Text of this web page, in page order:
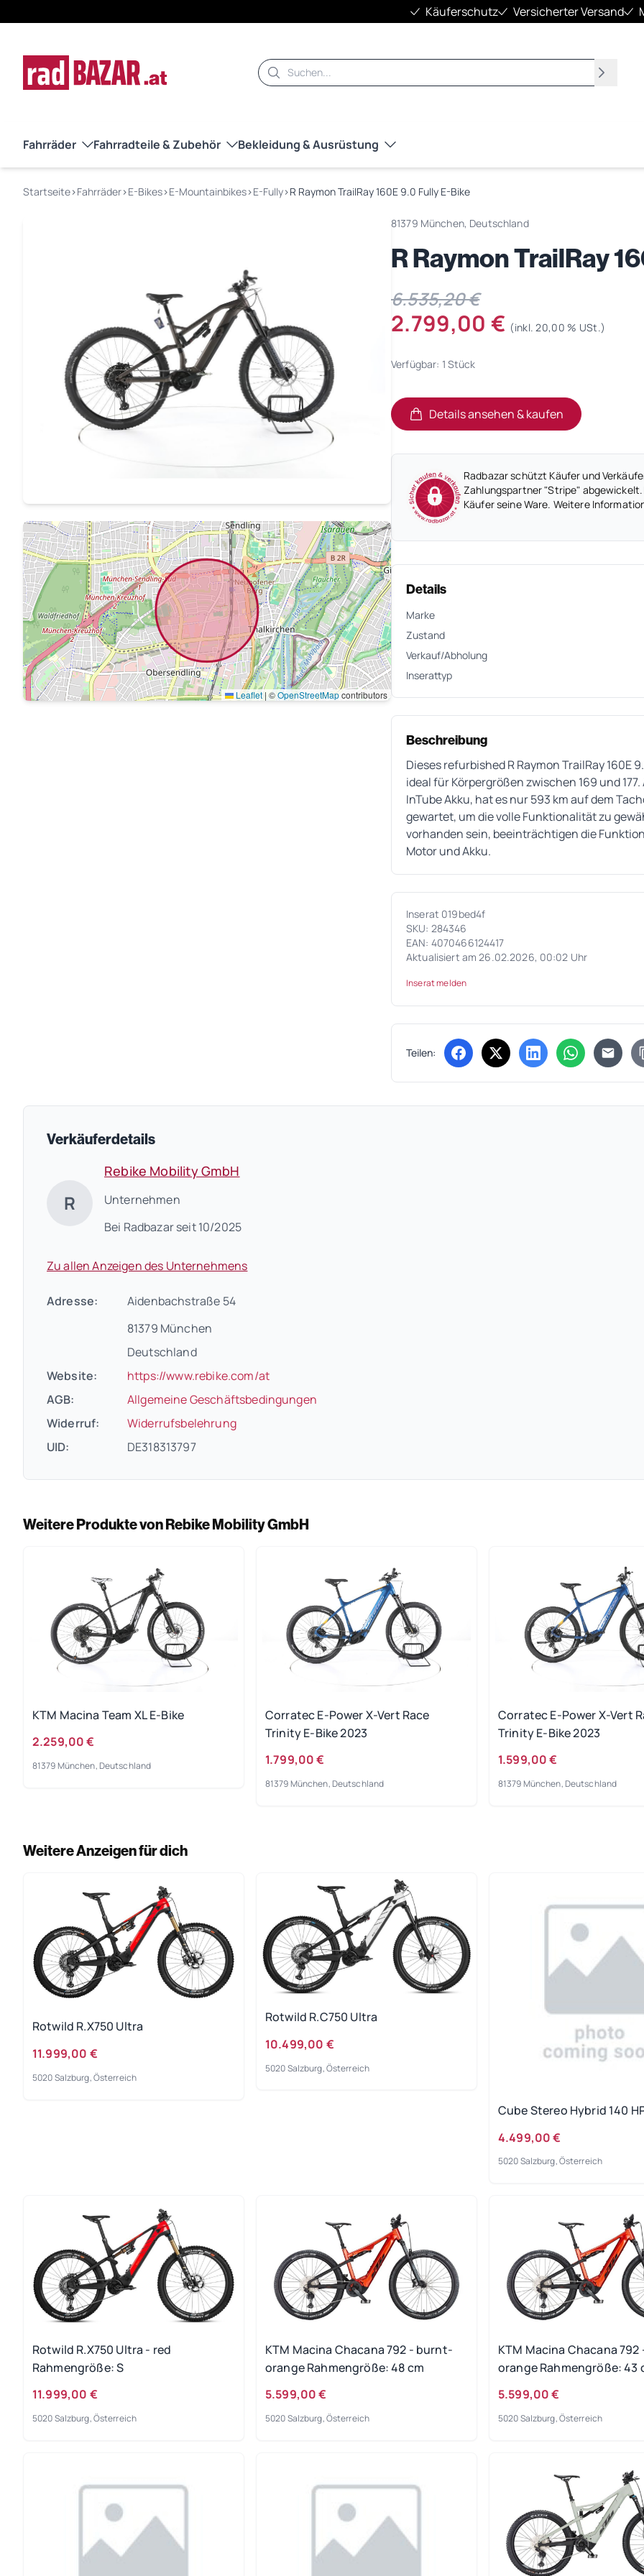
Käuferschutz Versicherter Versand
Suche
Suchen
Fahrräder Fahrradteile & Zubehör Bekleidung & Ausrüstung
Startseite›Fahrräder›E-Bikes›E-Mountainbikes›E-Fully›R Raymon TrailRay 160E 9.0 Fully E-Bike
Leaflet| ©OpenStreetMapcontributors
81379 München, Deutschland
R Raymon TrailRay
6.535,20 €
2.799,00 € (inkl. 20,00 % USt.)
Verfügbar: 1 Stück
Details ansehen & kaufen
(öffnet in neuem Tab)
(öffnet in neuem Tab)
Radbazar schützt Käufer und
Zahlungspartner "Stripe"
Käufer seine Ware. Weitere
Details
Marke
Zustand
Verkauf/Abholung
Inserattyp
Beschreibung
Dieses refurbished R Raymon TrailRay 160E
ideal für Körpergrößen zwischen 169 und
InTube Akku, hat es nur 593 km auf dem
gewartet, um die volle Funktionalität zu
vorhanden sein, beeinträchtigen die
Motor und Akku.
Inserat 019bed4f
SKU: 284346
EAN: 4070466124417
Aktualisiert am 26.02.2026, 00:02 Uhr
Inserat melden
Teilen: (öffnet in neuem Tab)
(öffnet in neuem Tab)
(öffnet in neuem
(öffnet in
Verkäuferdetails
R
Rebike Mobility GmbH
Unternehmen
Bei Radbazar seit 10/2025
Zu allen Anzeigen des Unternehmens
Adresse:
Aidenbachstraße 54
81379 München
Deutschland
Website:
https://www.rebike.com/at(öffnet in neuem Tab)
AGB:
Allgemeine Geschäftsbedingungen(öffnet in neuem Tab)
Widerruf:
Widerrufsbelehrung(öffnet in neuem Tab)
UID:
DE318313797
Weitere Produkte von Rebike Mobility GmbH
KTM Macina Team XL E-Bike
2.259,00 €
81379 München, Deutschland
Corratec E-Power X-Vert Race
Trinity E-Bike 2023
1.799,00 €
81379 München, Deutschland
Corratec E-Power X-Vert
Trinity E-Bike 2023
1.599,00 €
81379 München, Deutschland
Weitere Anzeigen für dich
Rotwild R.X750 Ultra
11.999,00 €
5020 Salzburg, Österreich
Rotwild R.C750 Ultra
10.499,00 €
5020 Salzburg, Österreich
Cube Stereo Hybrid 140
4.499,00 €
5020 Salzburg, Österreich
Rotwild R.X750 Ultra - red
Rahmengröße: S
11.999,00 €
5020 Salzburg, Österreich
KTM Macina Chacana 792 - burnt-
orange Rahmengröße: 48 cm
5.599,00 €
5020 Salzburg, Österreich
KTM Macina Chacana
orange Rahmengröße: 43
5.599,00 €
5020 Salzburg, Österreich